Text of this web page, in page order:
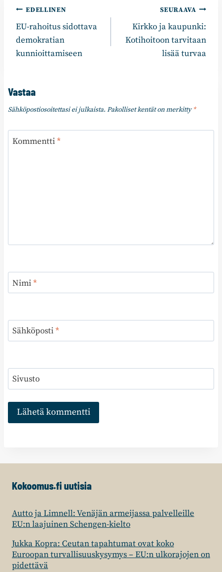
Artikkelien
selaus
EDELLINEN
EU-rahoitus sidottava
demokratian
kunnioittamiseen
SEURAAVA
Kirkko ja kaupunki:
Kotihoitoon tarvitaan
lisää turvaa
Vastaa
Sähköpostiosoitettasi ei julkaista. Pakolliset kentät on merkitty*
Kommentti*
Nimi*
Sähköposti*
Sivusto
Kokoomus.fi uutisia
Autto ja Limnell: Venäjän armeijassa palvelleille
EU:n laajuinen Schengen-kielto
Jukka Kopra: Ceutan tapahtumat ovat koko
Euroopan turvallisuuskysymys – EU:n ulkorajojen on
pidettävä